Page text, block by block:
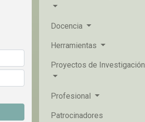
Docencia
Herramientas
Proyectos de Investigación
Profesional
Patrocinadores